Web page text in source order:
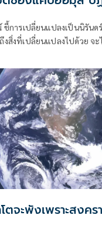
ออกกลาง
การเปลี่ยนแปลงเป็นนิรันดร์
สิ่งที่เปลี่ยนแปลงไปด้วย จ
จะพังเพราะสงคร